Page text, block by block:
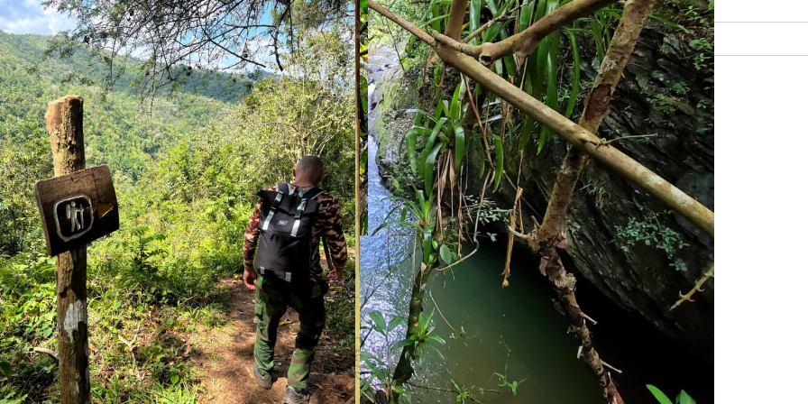
Blog
Lande
Argentina
Bali
Brasilien
Cambodia
Chile
Colombia
Costa Rica
Cuba
Danmark
Ecuador og Galapagos